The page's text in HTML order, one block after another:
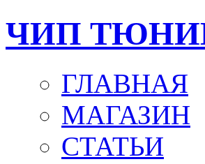
ЧИП
ГЛАВНАЯ
МАГАЗИН
СТАТЬИ